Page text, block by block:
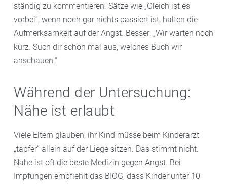
ständig zu kommentieren. Sätze wie „Gleich ist es
vorbei“, wenn noch gar nichts passiert ist, halten die
Aufmerksamkeit auf der Angst. Besser: „Wir warten noch
kurz. Such dir schon mal aus, welches Buch wir
anschauen.“
Während der Untersuchung:
Nähe ist erlaubt
Viele Eltern glauben, ihr Kind müsse beim Kinderarzt
„tapfer“ allein auf der Liege sitzen. Das stimmt nicht.
Nähe ist oft die beste Medizin gegen Angst. Bei
Impfungen empfiehlt das BIÖG, dass Kinder unter 10